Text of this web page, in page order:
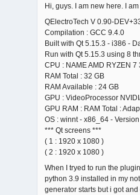
Hi, guys. I am new here. I
QElectroTech V 0.90-
Compilation : GCC 9.4.0
Built with Qt 5.15.3 - i386 -
Run with Qt 5.15.3 using 8
CPU : NAME AMD RYZEN
RAM Total : 32 GB
RAM Available : 24 GB
GPU : VideoProcessor
GPU RAM : RAM Total :
OS : winnt - x86_64 -
*** Qt screens ***
( 1 : 1920 x 1080 )
( 2 : 1920 x 1080 )
When I tryed to run the
python 3.9 installed in my
generator starts but i got